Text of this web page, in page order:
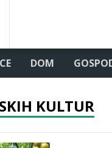
DOM
KULTUR